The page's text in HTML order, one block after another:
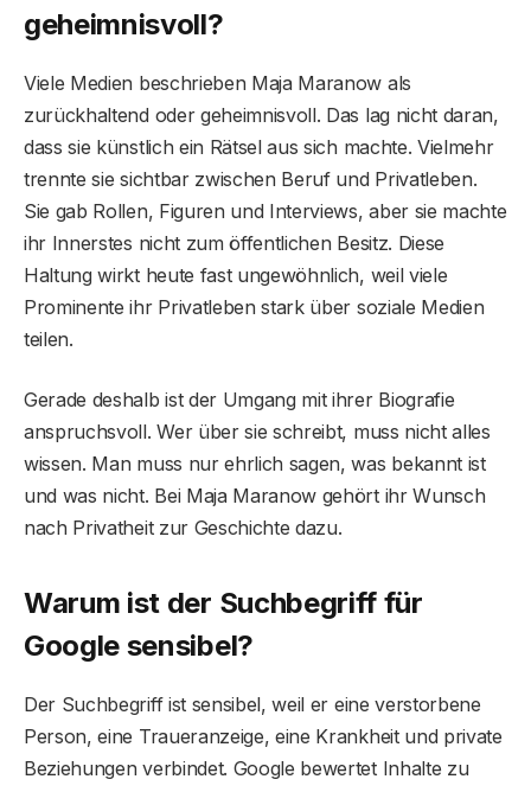
geheimnisvoll?
Viele Medien beschrieben Maja Maranow als
zurückhaltend oder geheimnisvoll. Das lag nicht daran,
dass sie künstlich ein Rätsel aus sich machte. Vielmehr
trennte sie sichtbar zwischen Beruf und Privatleben.
Sie gab Rollen, Figuren und Interviews, aber sie machte
ihr Innerstes nicht zum öffentlichen Besitz. Diese
Haltung wirkt heute fast ungewöhnlich, weil viele
Prominente ihr Privatleben stark über soziale Medien
teilen.
Gerade deshalb ist der Umgang mit ihrer Biografie
anspruchsvoll. Wer über sie schreibt, muss nicht alles
wissen. Man muss nur ehrlich sagen, was bekannt ist
und was nicht. Bei Maja Maranow gehört ihr Wunsch
nach Privatheit zur Geschichte dazu.
Warum ist der Suchbegriff für
Google sensibel?
Der Suchbegriff ist sensibel, weil er eine verstorbene
Person, eine Traueranzeige, eine Krankheit und private
Beziehungen verbindet. Google bewertet Inhalte zu